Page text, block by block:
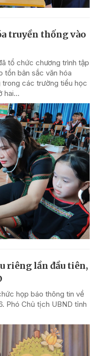
truyền thống vào
tổ chức chương trình tập
tồn bản sắc văn hóa
các trường tiểu học
hai...
riêng lần đầu tiên,
họp báo thông tin về
Phó Chủ tịch UBND tỉnh